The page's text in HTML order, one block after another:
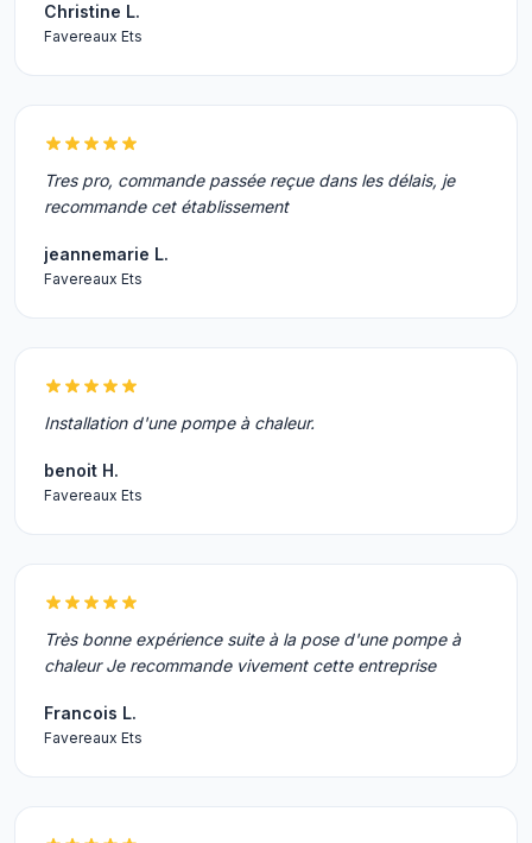
Christine L.
Favereaux Ets
Tres pro, commande passée reçue dans les délais, je
recommande cet établissement
jeannemarie L.
Favereaux Ets
Installation d'une pompe à chaleur.
benoit H.
Favereaux Ets
Très bonne expérience suite à la pose d'une pompe à
chaleur Je recommande vivement cette entreprise
Francois L.
Favereaux Ets